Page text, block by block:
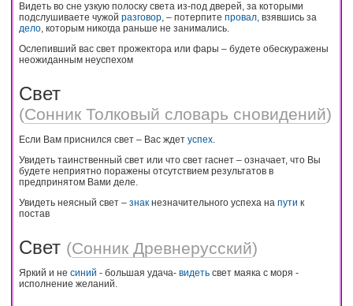
Видеть во сне узкую полоску света из-под дверей, за которыми
подслушиваете чужой разговор, – потерпите провал, взявшись за
дело, которым никогда раньше не занимались.
Ослепивший вас свет прожектора или фары – будете обескуражены
неожиданным неуспехом
Свет
(Сонник Толковый словарь сновидений)
Если Вам приснился свет – Вас ждет успех.
Увидеть таинственный свет или что свет гаснет – означает, что Вы
будете неприятно поражены отсутствием результатов в
предпринятом Вами деле.
Увидеть неясный свет – знак незначительного успеха на пути к
постав
Свет (Сонник Древнерусский)
Яркий и не синий - большая удача- видеть свет маяка с моря -
исполнение желаний.